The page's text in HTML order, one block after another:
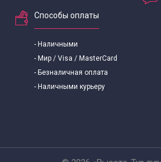
Способы оплаты
- Наличными
- Мир / Visa / MasterCard
- Безналичная оплата
- Наличными курьеру